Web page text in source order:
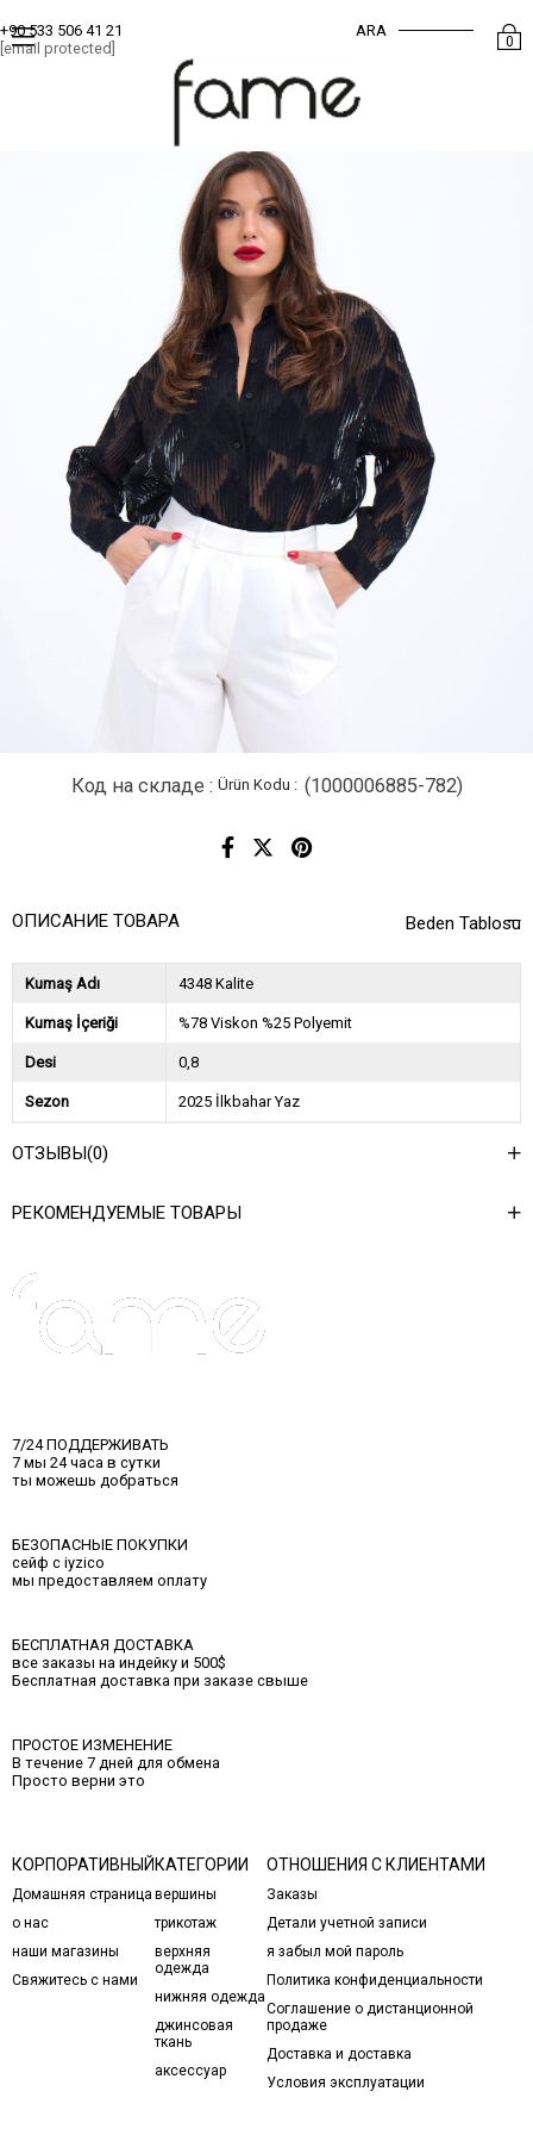
+90 533 506 41 21
[email protected]
0
ARA
Код на складе (1000006885-782)
Beden Tablosu
ОПИСАНИЕ ТОВАРА
Kumaş Adı 4348 Kalite
Kumaş İçeriği %78 Viskon %25 Polyemit
Desi 0,8
Sezon 2025 İlkbahar Yaz
ОТЗЫВЫ(0)
РЕКОМЕНДУЕМЫЕ ТОВАРЫ
7/24 ПОДДЕРЖИВАТЬ
7 мы 24 часа в сутки
ты можешь добраться
БЕЗОПАСНЫЕ ПОКУПКИ
сейф с iyzico
мы предоставляем оплату
БЕСПЛАТНАЯ ДОСТАВКА
все заказы на индейку и 500$
Бесплатная доставка при заказе свыше
ПРОСТОЕ ИЗМЕНЕНИЕ
В течение 7 дней для обмена
Просто верни это
КОРПОРАТИВНЫЙ
Домашняя страница
о нас
наши магазины
Свяжитесь с нами
КАТЕГОРИИ
вершины
трикотаж
верхняя
одежда
нижняя одежда
джинсовая
ткань
аксессуар
ОТНОШЕНИЯ С КЛИЕНТАМИ
Заказы
Детали учетной записи
я забыл мой пароль
Политика конфиденциальности
Соглашение о дистанционной
продаже
Доставка и доставка
Условия эксплуатации